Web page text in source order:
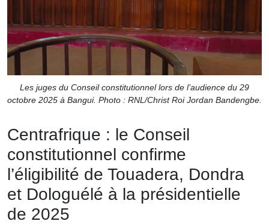
Les juges du Conseil constitutionnel lors de l’audience du 29
octobre 2025 à Bangui. Photo : RNL/Christ Roi Jordan Bandengbe.
Centrafrique : le Conseil
constitutionnel confirme
l’éligibilité de Touadera, Dondra
et Dologuélé à la présidentielle
de 2025